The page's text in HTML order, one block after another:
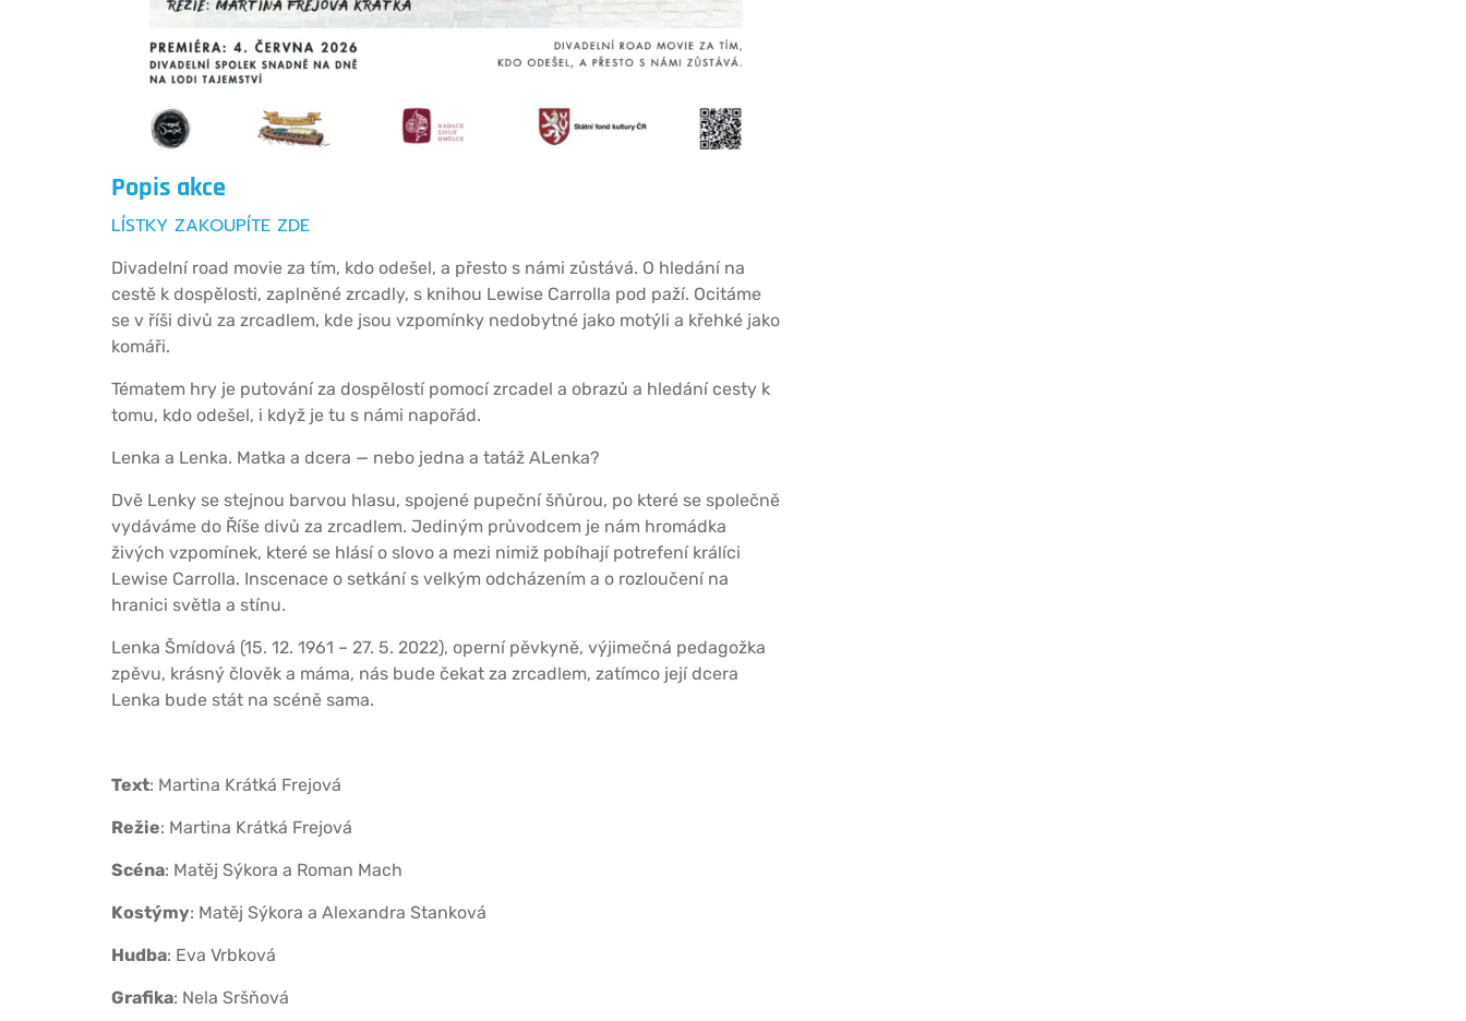
Popis akce
LÍSTKY ZAKOUPÍTE ZDE
Divadelní road movie za tím, kdo odešel, a přesto s námi zůstává. O hledání na
cestě k dospělosti, zaplněné zrcadly, s knihou Lewise Carrolla pod paží. Ocitáme
se v říši divů za zrcadlem, kde jsou vzpomínky nedobytné jako motýli a křehké jako
komáři.
Tématem hry je putování za dospělostí pomocí zrcadel a obrazů a hledání cesty k
tomu, kdo odešel, i když je tu s námi napořád.
Lenka a Lenka. Matka a dcera — nebo jedna a tatáž ALenka?
Dvě Lenky se stejnou barvou hlasu, spojené pupeční šňůrou, po které se společně
vydáváme do Říše divů za zrcadlem. Jediným průvodcem je nám hromádka
živých vzpomínek, které se hlásí o slovo a mezi nimiž pobíhají potrefení králíci
Lewise Carrolla. Inscenace o setkání s velkým odcházením a o rozloučení na
hranici světla a stínu.
Lenka Šmídová (15. 12. 1961 – 27. 5. 2022), operní pěvkyně, výjimečná pedagožka
zpěvu, krásný člověk a máma, nás bude čekat za zrcadlem, zatímco její dcera
Lenka bude stát na scéně sama.
Text: Martina Krátká Frejová
Režie: Martina Krátká Frejová
Scéna: Matěj Sýkora a Roman Mach
Kostýmy: Matěj Sýkora a Alexandra Stanková
Hudba: Eva Vrbková
Grafika: Nela Sršňová